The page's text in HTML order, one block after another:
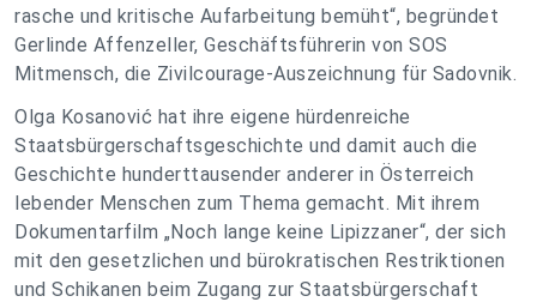
rasche und kritische Aufarbeitung bemüht“, begründet
Gerlinde Affenzeller, Geschäftsführerin von SOS
Mitmensch, die Zivilcourage-Auszeichnung für Sadovnik.
Olga Kosanović hat ihre eigene hürdenreiche
Staatsbürgerschaftsgeschichte und damit auch die
Geschichte hunderttausender anderer in Österreich
lebender Menschen zum Thema gemacht. Mit ihrem
Dokumentarfilm „Noch lange keine Lipizzaner“, der sich
mit den gesetzlichen und bürokratischen Restriktionen
und Schikanen beim Zugang zur Staatsbürgerschaft